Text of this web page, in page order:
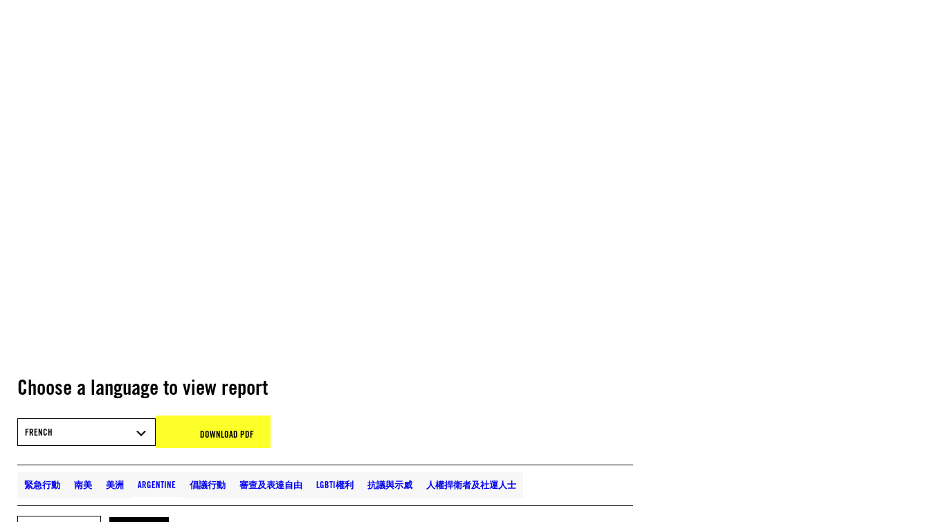
Choose a language to view report
FRENCH DOWNLOAD PDF
緊急行動 南美 美洲 ARGENTINE 倡議行動 審查及表達自由 LGBTI權利 抗議與示威 人權捍衛者及社運人士